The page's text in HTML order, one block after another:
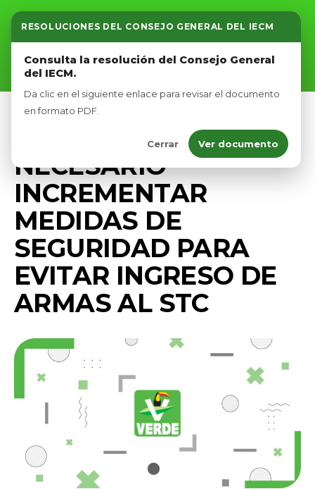
RESOLUCIONES DEL CONSEJO GENERAL DEL IECM
Consulta la resolución del Consejo General
del IECM.
Da clic en el siguiente enlace para revisar el documento
en formato PDF.
Cerrar Ver documento
Inicio
Nosotros
Afíliate
NECESARIO
INCREMENTAR
MEDIDAS DE
SEGURIDAD PARA
EVITAR INGRESO DE
ARMAS AL STC